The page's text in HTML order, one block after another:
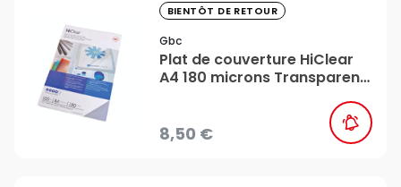
BIENTÔT DE RETOUR
Gbc
Plat de couverture HiClear
A4 180 microns Transparent
8,50 €